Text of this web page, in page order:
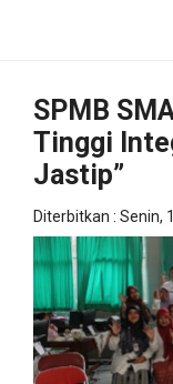
SPMB
Tinggi
Jastip”
Diterbitkan : Senin,